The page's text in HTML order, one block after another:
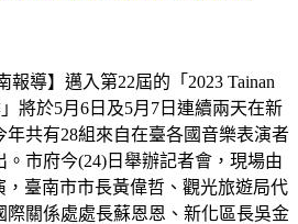
報導】邁入第22屆的「2023 Tainan
將於5月6日及5月7日連續兩天在新
共有28組來自在臺各國音樂表演者
市府今(24)日舉辦記者會，現場由
臺南市市長黃偉哲、觀光旅遊局代
際關係處處長蘇恩恩、新化區長吳金